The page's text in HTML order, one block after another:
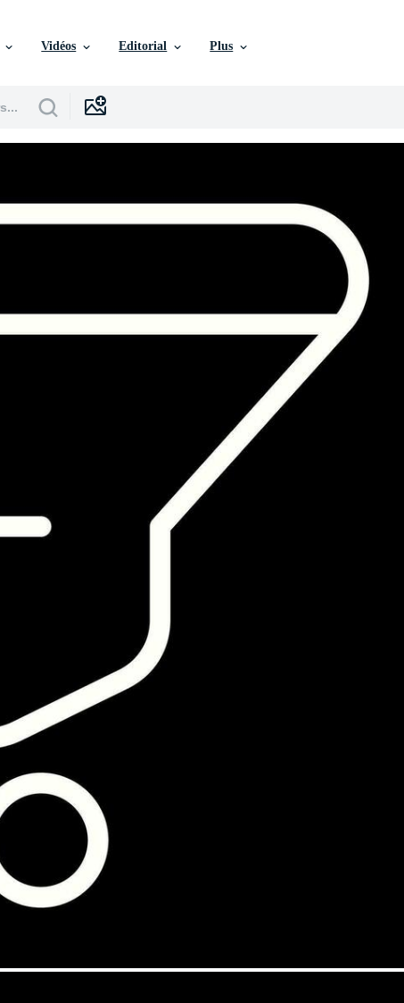
Vidéos Editorial Plus